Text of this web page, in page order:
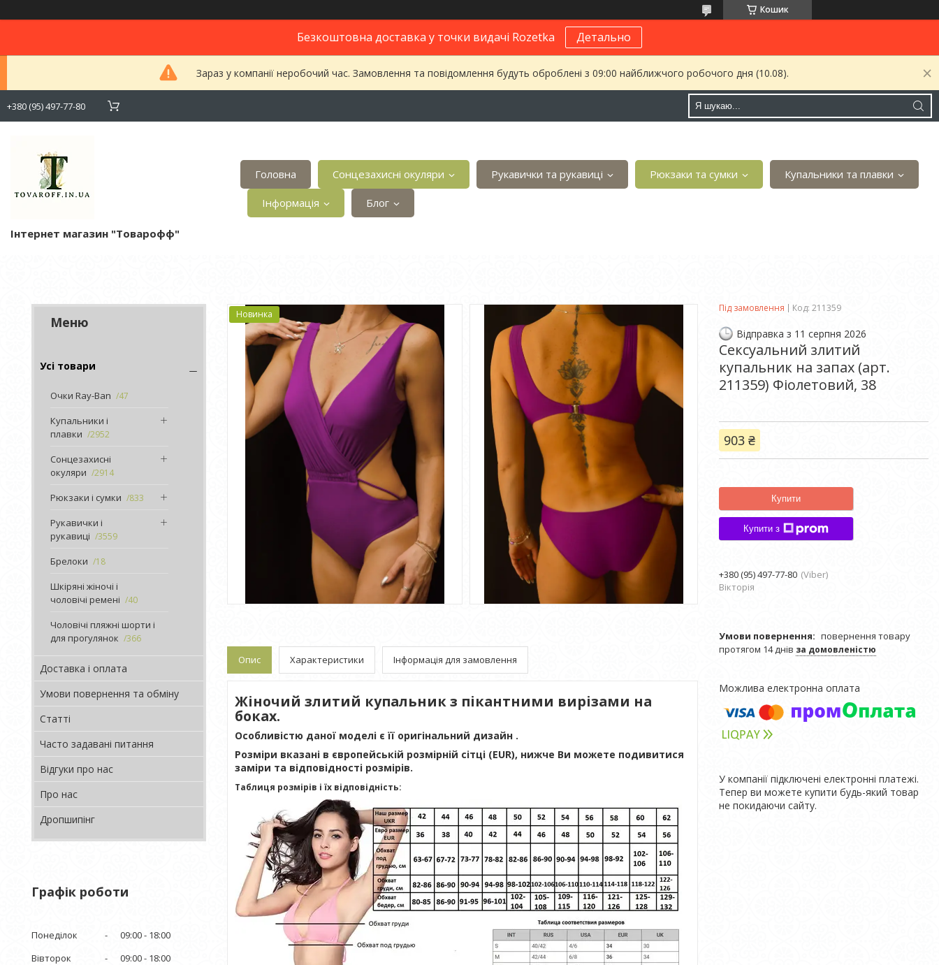
Кошик
Безкоштовна доставка у точки видачі Rozetka Детально
Зараз у компанії неробочий час. Замовлення та повідомлення будуть оброблені з 09:00 найближчого робочого дня (10.08).
+380 (95) 497-77-80
Інтернет магазин "Товарофф"
Головна Сонцезахисні окуляри Рукавички та рукавиці Рюкзаки та сумки Купальники та плавки
Інформація Блог
Усі товари
Очки Ray-Ban 47
Купальники і
плавки
2952
Сонцезахисні
окуляри
2914
Рюкзаки і сумки 833
Рукавички і
рукавиці
3559
Брелоки 18
Шкіряні жіночі і
чоловічі ремені
40
Чоловічі пляжні шорти і
для прогулянок
366
Доставка і оплата
Умови повернення та обміну
Статті
Часто задавані питання
Відгуки про нас
Про нас
Дропшипінг
Графік роботи
Понеділок 09:00
18:00
Вівторок
09:00
18:00
Новинка
Опис Характеристики Інформація для замовлення
Жіночий злитий купальник з пікантними вирізами на
боках.
Особливістю даної моделі є її оригінальний дизайн .
Розміри вказані в європейській розмірній сітці (EUR), нижче Ви можете подивитися
заміри та відповідності розмірів.
Таблиця розмірів і їх відповідність:
Під замовлення Код: 211359
Відправка з 11 серпня 2026
Сексуальний злитий
купальник на запах (арт.
211359) Фіолетовий, 38
903 ₴
Купити
Купити з
+380 (95) 497-77-80 Viber
Вікторія
повернення товару
протягом 14 днів за домовленістю
У компанії підключені електронні платежі.
Тепер ви можете купити будь-який товар
не покидаючи сайту.